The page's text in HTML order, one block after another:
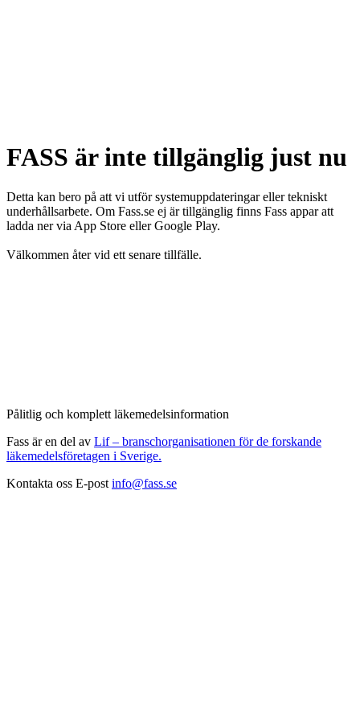
FASS är inte tillgänglig just nu
Detta kan bero på att vi utför systemuppdateringar eller tekniskt
underhållsarbete. Om Fass.se ej är tillgänglig finns Fass appar att
ladda ner via App Store eller Google Play.
Välkommen åter vid ett senare tillfälle.
Pålitlig och komplett läkemedelsinformation
Fass är en del av Lif – branschorganisationen för de forskande
läkemedelsföretagen i Sverige.
Kontakta oss E-post info@fass.se